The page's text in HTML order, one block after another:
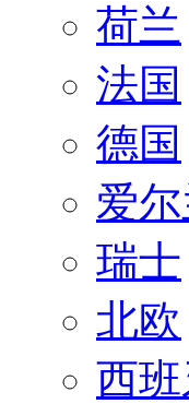
荷兰
法国
德国
爱尔
瑞士
北欧
西